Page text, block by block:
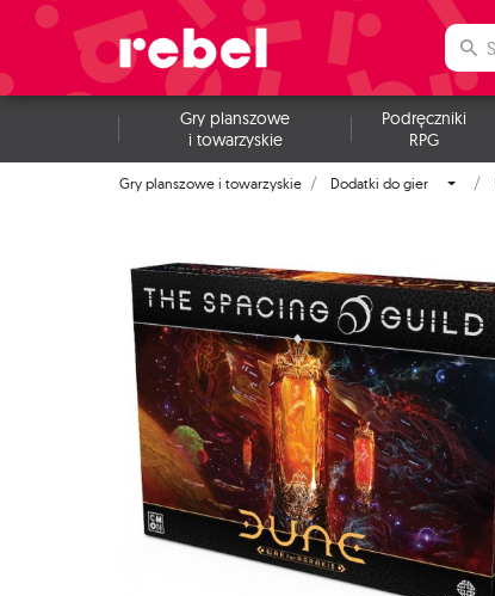
Gry planszowe
i towarzyskie
Podręczniki
RPG
Gry planszowe i towarzyskie Dodatki do gier